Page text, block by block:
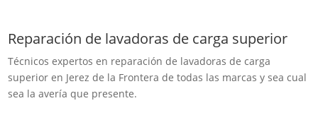
Reparación de lavadoras de carga superior
Técnicos expertos en reparación de lavadoras de carga
superior en Jerez de la Frontera de todas las marcas y sea cual
sea la avería que presente.